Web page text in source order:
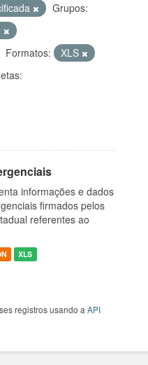
Grupos:
Formatos:
XLS
informações e dados
firmados pelos
referentes ao
XLS
registros usando a API